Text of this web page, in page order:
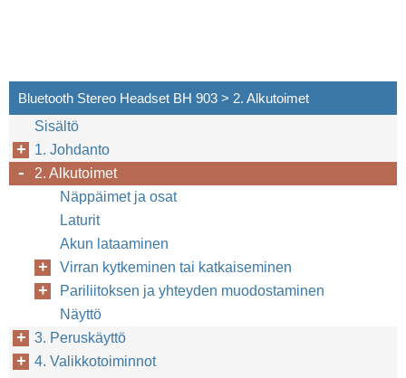
Bluetooth Stereo Headset BH 903 > 2. Alkutoimet
Sisältö
1. Johdanto
2. Alkutoimet
Näppäimet ja osat
Laturit
Akun lataaminen
Virran kytkeminen tai katkaiseminen
Pariliitoksen ja yhteyden muodostaminen
Näyttö
3. Peruskäyttö
4. Valikkotoiminnot